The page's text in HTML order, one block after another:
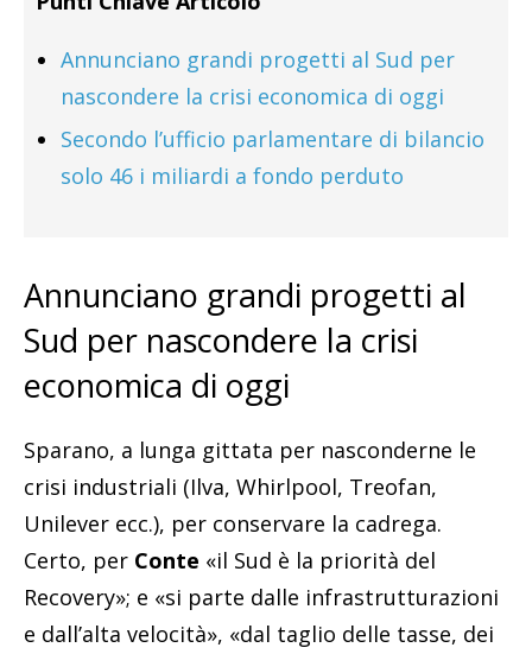
Annunciano grandi progetti al Sud per
nascondere la crisi economica di oggi
Secondo l’ufficio parlamentare di bilancio
solo 46 i miliardi a fondo perduto
Annunciano grandi progetti al
Sud per nascondere la crisi
economica di oggi
Sparano, a lunga gittata per nasconderne le
crisi industriali (Ilva, Whirlpool, Treofan,
Unilever ecc.), per conservare la cadrega.
Certo, per Conte «il Sud è la priorità del
Recovery»; e «si parte dalle infrastrutturazioni
e dall’alta velocità», «dal taglio delle tasse, dei